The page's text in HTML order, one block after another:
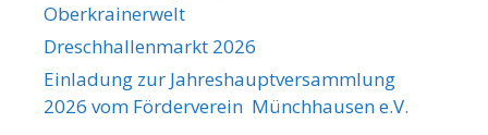
Oberkrainerwelt
Dreschhallenmarkt 2026
Einladung zur Jahreshauptversammlung
2026 vom Förderverein Münchhausen e.V.